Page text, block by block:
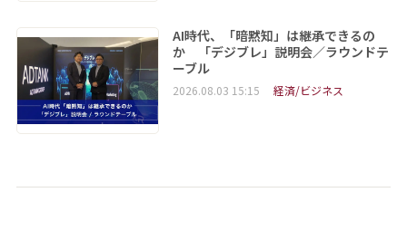
AI時代、「暗黙知」は継承できるの
か 「デジブレ」説明会／ラウンドテ
ーブル
2026.08.03 15:15 経済/ビジネス